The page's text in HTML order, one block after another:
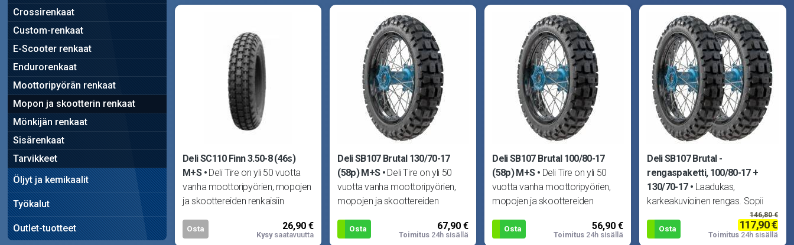
Crossirenkaat
Custom-renkaat
E-Scooter renkaat
Endurorenkaat
Moottoripyörän renkaat
Mopon ja skootterin renkaat
Mönkijän renkaat
Sisärenkaat
Tarvikkeet
Öljyt ja kemikaalit
Työkalut
Outlet-tuotteet
Deli SC110 Finn 3.50-8 (46s)
M+S
Deli Tire on yli 50 vuotta
vanha moottoripyörien, mopojen
ja skoottereiden renkaisiin
Osta 26,90 €
Kysysaatavuutta
Deli SB107 Brutal 130/70-17
(58p) M+S
Deli Tire on yli 50
vuotta vanha moottoripyörien,
mopojen ja skoottereiden
laadun
Osta 67,90 €
Toimitus24h sisällä
Deli SB107 Brutal 100/80-17
(58p) M+S
Deli Tire on yli 50
vuotta vanha moottoripyörien,
mopojen ja skoottereiden
laadun
Osta 56,90 €
Toimitus 24h sisällä
Deli SB107 Brutal -
rengaspaketti, 100/80-17 +
130/70-17
Laadukas,
karkeakuvioinen rengas. Sopii
kaikkiin SuperMoto -mopoihin,
esim. Derbi Senda, Aprilia RX/SX,
Osta
146,80 €
117,90 €
Toimitus 24h sisällä